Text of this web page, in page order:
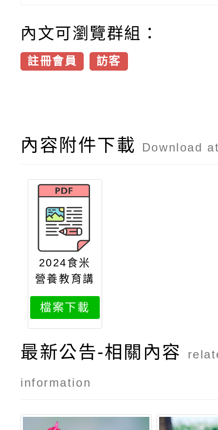
內文可瀏覽群組：
註冊會員 訪客
內容附件下載 Download
2024食米
營養教育講
座
檔案下載
最新公告-相關內容
information